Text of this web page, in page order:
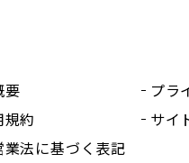
要
規約
業法に基づく表記
プラ
サイ